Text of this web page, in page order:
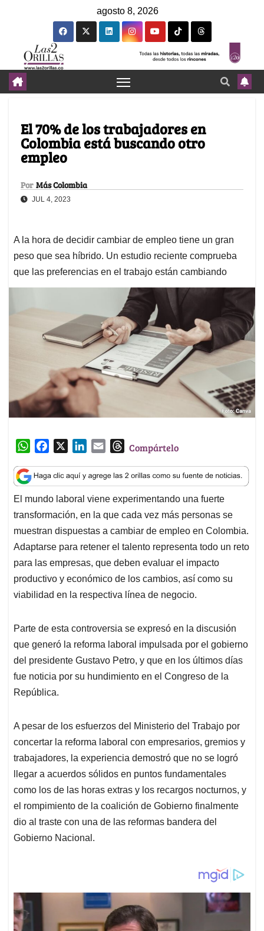
agosto 8, 2026
El 70% de los trabajadores en
Colombia está buscando otro
empleo
Por Más Colombia
JUL 4, 2023
A la hora de decidir cambiar de empleo tiene un gran
peso que sea híbrido. Un estudio reciente comprueba
que las preferencias en el trabajo están cambiando
W
a
t
s
A
p
p
c
e
b
o
o
k
n
k
e
d
I
n
a
i
l
T
r
e
a
d
s
Compártelo
El mundo laboral viene experimentando una fuerte
transformación, en la que cada vez más personas se
muestran dispuestas a cambiar de empleo en Colombia.
Adaptarse para retener el talento representa todo un reto
para las empresas, que deben evaluar el impacto
productivo y económico de los cambios, así como su
viabilidad en la respectiva línea de negocio.
Parte de esta controversia se expresó en la discusión
que generó la reforma laboral impulsada por el gobierno
del presidente Gustavo Petro, y que en los últimos días
fue noticia por su hundimiento en el Congreso de la
República.
A pesar de los esfuerzos del Ministerio del Trabajo por
concertar la reforma laboral con empresarios, gremios y
trabajadores, la experiencia demostró que no se logró
llegar a acuerdos sólidos en puntos fundamentales
como los de las horas extras y los recargos nocturnos, y
el rompimiento de la coalición de Gobierno finalmente
dio al traste con una de las reformas bandera del
Gobierno Nacional.